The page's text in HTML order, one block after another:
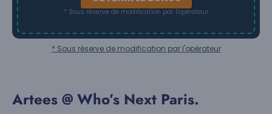
* Sous réserve de modification par l'opérateur
* Sous réserve de modification par l'opérateur
Artees @ Who’s Next Paris.